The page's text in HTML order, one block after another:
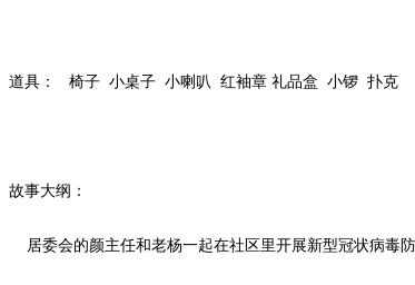
道具： 椅子 小桌子 小喇叭 红袖章 礼品盒 小锣 扑克
故事大纲：
居委会的颜主任和老杨一起在社区里开展新型冠状病毒